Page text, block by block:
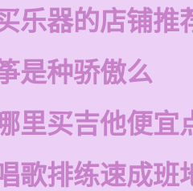
乐器的店铺推
是种骄傲么
里买吉他便宜
歌排练速成班